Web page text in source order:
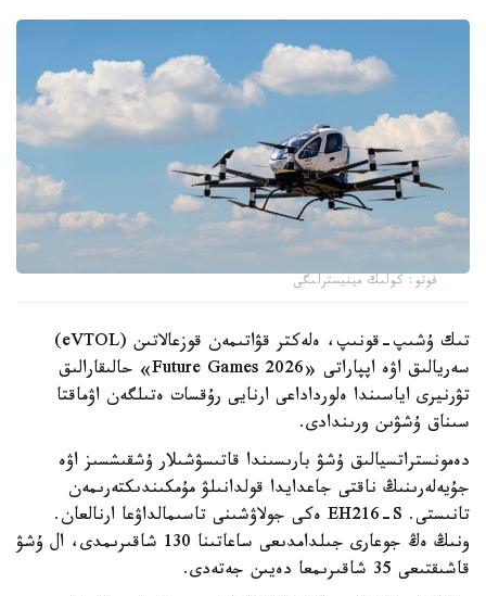
فوتو: كولىك مينيسترلىگى
تىك ۇشىپ-قونىپ، ەلەكتر قۋاتىمەن قوزعالاتىن (eVTOL)
سەريالىق اۋە اپپاراتى «Future Games 2026» حالىقارالىق
تۋرنيرى اياسىندا ەلورداداعى ارنايى رۇقسات ەتىلگەن اۋماقتا
سىناق ۇشۋىن ورىندادى.
دەمونستراتسيالىق ۇشۋ بارىسىندا قاتىسۋشىلار ۇشقىشسىز اۋە
جۇيەلەرىنىڭ ناقتى جاعدايدا قولدانىلۋ مۇمكىندىكتەرىمەن
تانىستى. EH216-S ەكى جولاۋشىنى تاسىمالداۋعا ارنالعان.
ونىڭ ەڭ جوعارى جىلدامدىعى ساعاتىنا 130 شاقىرىمدى، ال ۇشۋ
قاشىقتىعى 35 شاقىرىمعا دەيىن جەتەدى.